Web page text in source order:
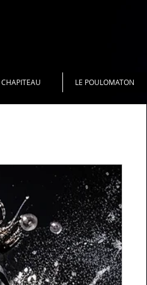
CHAPITEAU LE POULOMATON